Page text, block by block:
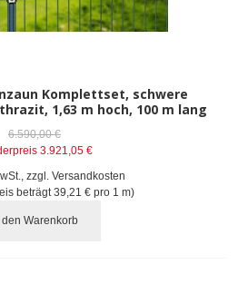
Komplettset, schwere
1,63 m hoch, 100 m lang
6.590,00 €
3.921,05 €
,zzgl.Versandkosten
beträgt39,21 € pro 1 m)
den Warenkorb